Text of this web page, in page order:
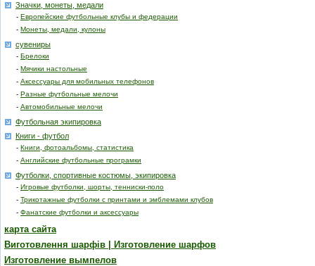
Значки, монеты, медали
- Европейские футбольные клубы и федерации
- Монеты, медали, кулоны
сувениры
- Брелоки
- Мячики настольные
- Аксессуары для мобильных телефонов
- Разные футбольные мелочи
- Автомобильные мелочи
Футбольная экипировка
Книги - футбол
- Книги, фотоальбомы, статистика
- Английские футбольные програмки
Футболки, спортивные костюмы, экипировка
- Игровые футболки, шорты, тенниски-поло
- Трикотажные футболки с принтами и эмблемами клубов
- Фанатские футболки и аксессуары
карта сайта
Виготовлення шарфів | Изготовление шарфов
Изготовление вымпелов